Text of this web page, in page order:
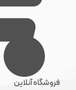
فروشگاه آنلاین